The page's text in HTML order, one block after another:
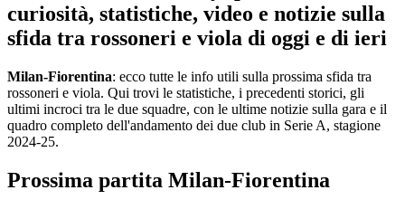
curiosità, statistiche, video e notizie sulla
sfida tra rossoneri e viola di oggi e di ieri
Milan-Fiorentina: ecco tutte le info utili sulla prossima sfida tra
rossoneri e viola. Qui trovi le statistiche, i precedenti storici, gli
ultimi incroci tra le due squadre, con le ultime notizie sulla gara e il
quadro completo dell'andamento dei due club in Serie A, stagione
2024-25.
Prossima partita Milan-Fiorentina